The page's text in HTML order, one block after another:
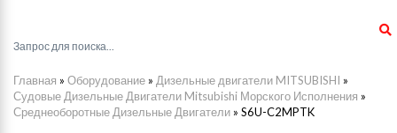
Главная » Оборудование » Дизельные двигатели MITSUBISHI »
Судовые Дизельные Двигатели Mitsubishi Морского Исполнения »
Среднеоборотные Дизельные Двигатели » S6U-C2MPTK